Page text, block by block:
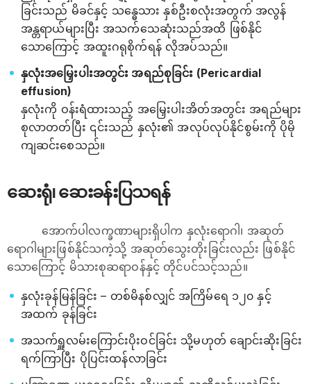
ခြင်းသည် မိခင်နှင့် သန္ဓေသား နှစ်ဦးစလုံးအတွက် အလွန်
အန္တရာယ်များပြီး အသက်သေဆုံးသည်အထိ ဖြစ်နိုင်
သောကြောင့် အထူးဂရုစိုက်ရန် လိုအပ်သည်။
နှလုံးအမြှေးပါးအတွင်း အရည်စုခြင်း (Pericardial
effusion)
နှလုံးကို ဝန်းရံထားသည့် အမြှေးပါးအိတ်အတွင်း အရည်များ
စုလာတတ်ပြီး ၎င်းသည် နှလုံး၏ အလုပ်လုပ်နိုင်စွမ်းကို ပိုမို
ကျဆင်းစေသည်။
ဆေးရုံ၊ ဆေးခန်းပြသရန်
အောက်ပါလက္ခဏာများရှိပါက နှလုံးရောဂါ၊ အဆုတ်
ရောဂါများဖြစ်နိုင်သကဲ့သို့ အဆုတ်သွေးတိုးခြင်းလည်း ဖြစ်နိုင်
သောကြောင့် မိသားစုဆရာဝန်နှင့် တိုင်ပင်သင့်သည်။
နှလုံးခုန်မြန်ခြင်း – တစ်မိနစ်လျှင် အကြိမ်ရေ ၁၂၀ နှင့်
အထက် ခုန်ခြင်း
အသက်ရှူလမ်းကြောင်းပိုးဝင်ခြင်း သို့မဟုတ် ချောင်းဆိုးခြင်း
ရက်ကြာပြီး ပိုပြင်းထန်လာခြင်း